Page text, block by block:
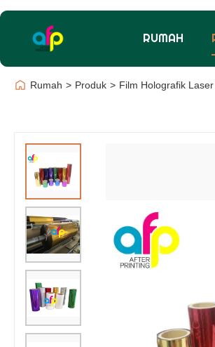
RUMAH
Rumah > Produk > Film Holografik Laser